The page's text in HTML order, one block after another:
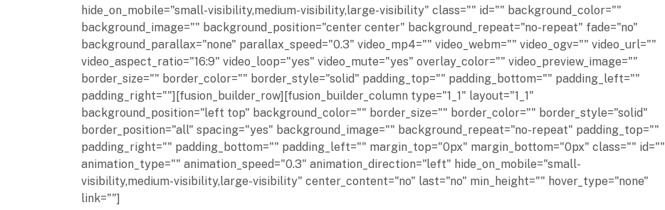
hide_on_mobile="small-visibility,medium-visibility,large-visibility" class="" id="" background_color=""
background_image="" background_position="center center" background_repeat="no-repeat" fade="no"
background_parallax="none" parallax_speed="0.3" video_mp4="" video_webm="" video_ogv="" video_url=""
video_aspect_ratio="16:9" video_loop="yes" video_mute="yes" overlay_color="" video_preview_image=""
border_size="" border_color="" border_style="solid" padding_top="" padding_bottom="" padding_left=""
padding_right=""][fusion_builder_row][fusion_builder_column type="1_1" layout="1_1"
background_position="left top" background_color="" border_size="" border_color="" border_style="solid"
border_position="all" spacing="yes" background_image="" background_repeat="no-repeat" padding_top=""
padding_right="" padding_bottom="" padding_left="" margin_top="0px" margin_bottom="0px" class="" id=""
animation_type="" animation_speed="0.3" animation_direction="left" hide_on_mobile="small-
visibility,medium-visibility,large-visibility" center_content="no" last="no" min_height="" hover_type="none"
link=""]